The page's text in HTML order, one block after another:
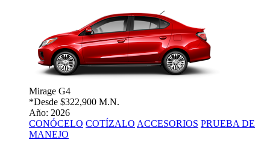
Mirage G4
*Desde $322,900 M.N.
Año: 2026
CONÓCELO COTÍZALO ACCESORIOS PRUEBA DE
MANEJO